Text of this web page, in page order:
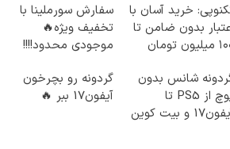
خرید آسان با
بدون ضامن تا
تومان
سفارش سورملینا با
تخفیف ویژه🔥
موجودی محدود!!!!
شانس بدون
پوچ از PS5 تا
آیفون17 و بیت کوین
گردونه رو بچرخون
آیفون17 ببر 🔥